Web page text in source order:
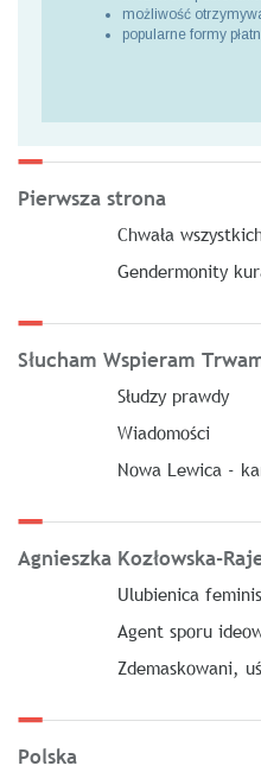
możliwość
popularne formy
Pierwsza strona
Chwała
Gendermonity
Słucham Wspieram
Słudzy prawdy
Wiadomości
Nowa Lewica -
Agnieszka Kozłowska-
Ulubienica
Agent sporu
Zdemaskowani,
Polska